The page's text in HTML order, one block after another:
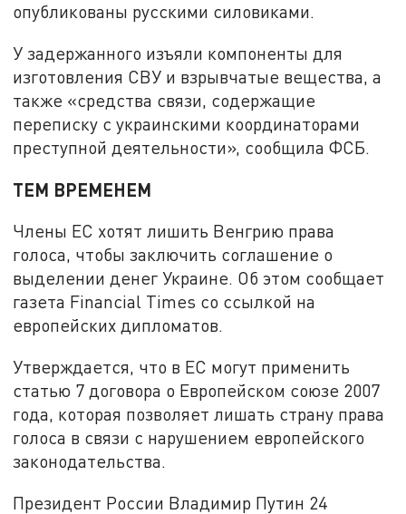
опубликованы русскими силовиками.
У задержанного изъяли компоненты для
изготовления СВУ и взрывчатые вещества, а
также «средства связи, содержащие
переписку с украинскими координаторами
преступной деятельности», сообщила ФСБ.
ТЕМ ВРЕМЕНЕМ
Члены ЕС хотят лишить Венгрию права
голоса, чтобы заключить соглашение о
выделении денег Украине. Об этом сообщает
газета Financial Times со ссылкой на
европейских дипломатов.
Утверждается, что в ЕС могут применить
статью 7 договора о Европейском союзе 2007
года, которая позволяет лишать страну права
голоса в связи с нарушением европейского
законодательства.
Президент России Владимир Путин 24